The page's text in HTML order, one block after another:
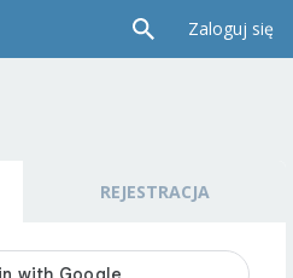
Zaloguj się
REJESTRACJA